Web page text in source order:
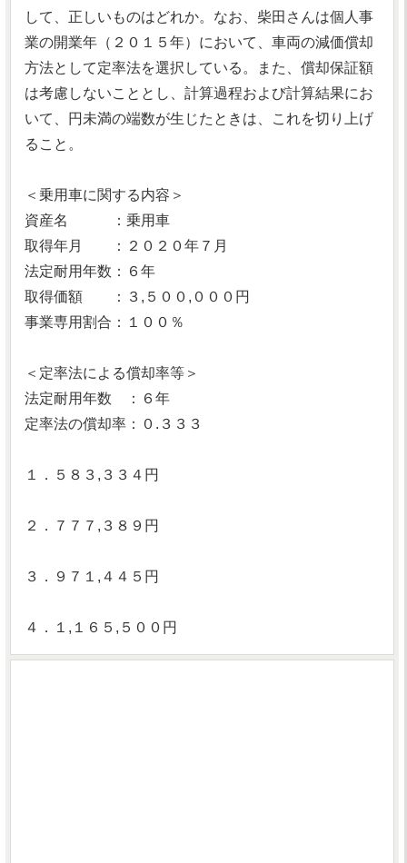
して、正しいものはどれか。なお、柴田さんは個人事
業の開業年（２０１５年）において、車両の減価償却
方法として定率法を選択している。また、償却保証額
は考慮しないこととし、計算過程および計算結果にお
いて、円未満の端数が生じたときは、これを切り上げ
ること。
＜乗用車に関する内容＞
資産名 ：乗用車
取得年月 ：２０２０年７月
法定耐用年数：６年
取得価額 ：３,５００,０００円
事業専用割合：１００％
＜定率法による償却率等＞
法定耐用年数 ：６年
定率法の償却率：０.３３３
１．５８３,３３４円
２．７７７,３８９円
３．９７１,４４５円
４．１,１６５,５００円